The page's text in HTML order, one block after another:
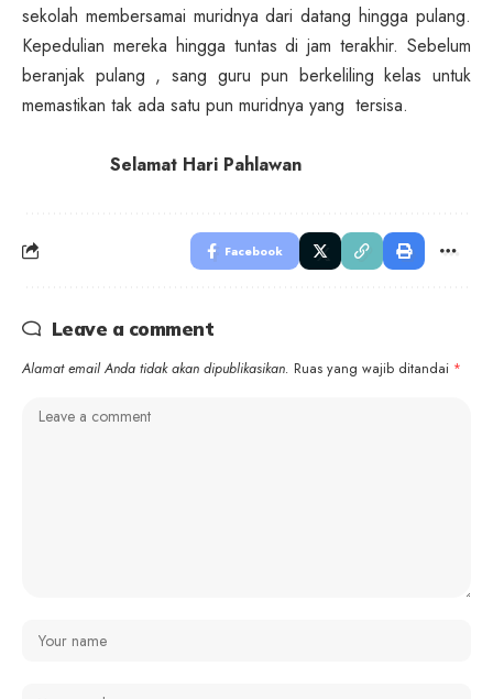
sekolah membersamai muridnya dari datang hingga pulang.
Kepedulian mereka hingga tuntas di jam terakhir. Sebelum
beranjak pulang , sang guru pun berkeliling kelas untuk
memastikan tak ada satu pun muridnya yang tersisa.
Selamat Hari Pahlawan
Facebook
Leave a comment
Alamat email Anda tidak akan dipublikasikan. Ruas yang wajib ditandai *